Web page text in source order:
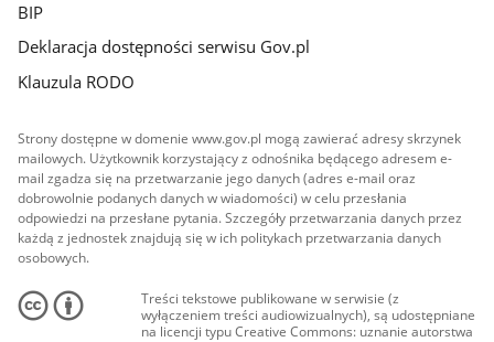
BIP
Deklaracja dostępności serwisu Gov.pl
Klauzula RODO
Strony dostępne w domenie www.gov.pl mogą zawierać adresy skrzynek
mailowych. Użytkownik korzystający z odnośnika będącego adresem e-
mail zgadza się na przetwarzanie jego danych (adres e-mail oraz
dobrowolnie podanych danych w wiadomości) w celu przesłania
odpowiedzi na przesłane pytania. Szczegóły przetwarzania danych przez
każdą z jednostek znajdują się w ich politykach przetwarzania danych
osobowych.
Treści tekstowe publikowane w serwisie (z
wyłączeniem treści audiowizualnych), są udostępniane
na licencji typu Creative Commons: uznanie autorstwa